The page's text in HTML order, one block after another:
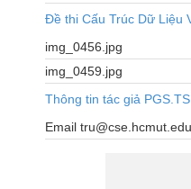
Đề thi Cấu Trúc Dữ Liệu
img_0456.jpg
img_0459.jpg
Thông tin tác giả
Email